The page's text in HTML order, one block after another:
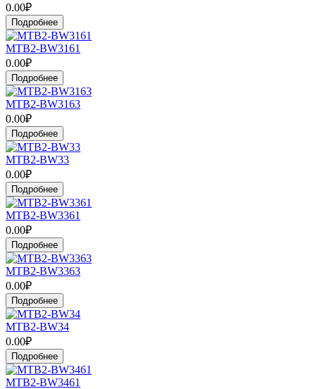
0.00₽
Подробнее
MTB2-BW3161
0.00₽
Подробнее
MTB2-BW3163
0.00₽
Подробнее
MTB2-BW33
0.00₽
Подробнее
MTB2-BW3361
0.00₽
Подробнее
MTB2-BW3363
0.00₽
Подробнее
MTB2-BW34
0.00₽
Подробнее
MTB2-BW3461